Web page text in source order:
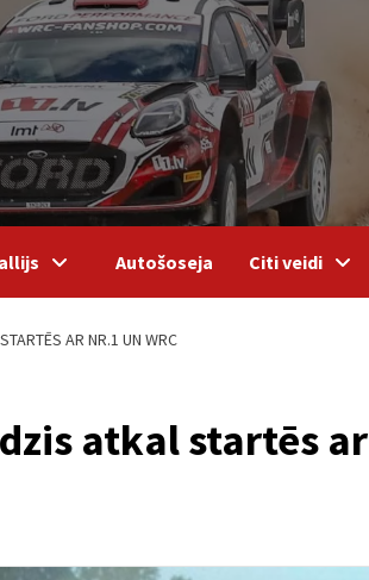
Autošoseja Citi veidi
AR NR.1 UN WRC
atkal startēs ar